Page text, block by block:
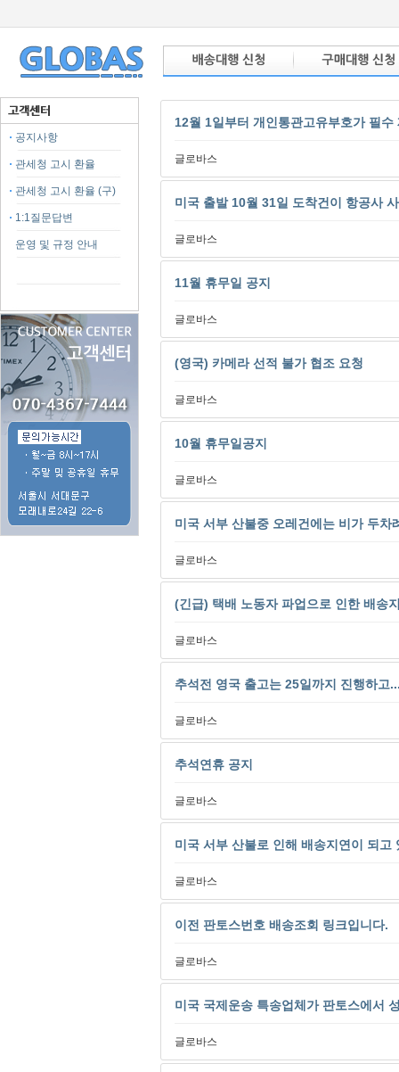
공지사항
관세청 고시 환율
관세청 고시 환율 (구)
1:1질문답변
운영 및 규정 안내
12월 1일부터 개인통관고유부호가 필
글로바스
미국 출발 10월 31일 도착건이 항공사
글로바스
11월 휴무일 공지
글로바스
(영국) 카메라 선적 불가 협조 요청
글로바스
10월 휴무일공지
글로바스
미국 서부 산불중 오레건에는 비가 두
글로바스
(긴급) 택배 노동자 파업으로 인한 배송
글로바스
추석전 영국 출고는 25일까지 진행하고
글로바스
추석연휴 공지
글로바스
미국 서부 산불로 인해 배송지연이 되
글로바스
이전 판토스번호 배송조회 링크입니다.
글로바스
미국 국제운송 특송업체가 판토스에서
글로바스